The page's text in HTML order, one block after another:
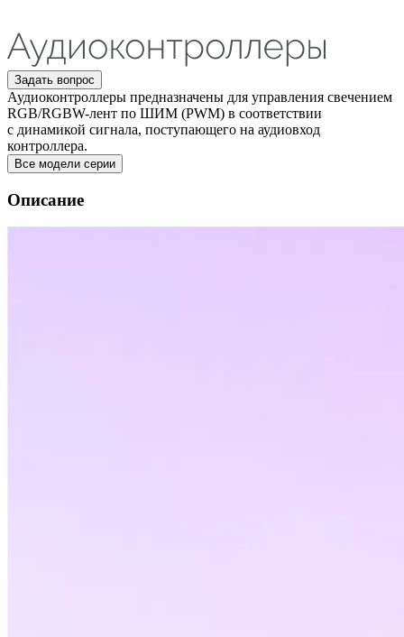
Задать вопрос
Аудиоконтроллеры предназначены для управления свечением
RGB/RGBW-лент по ШИМ (PWM) в соответствии
с динамикой сигнала, поступающего на аудиовход
контроллера.
Все модели серии
Описание